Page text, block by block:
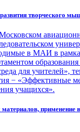
творческого
в МАИ в
для учителей»,
− «Эффективные
учащихся».
применение